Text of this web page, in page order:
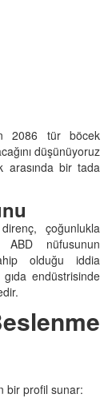
2086 tür böcek
düşünüyoruz
arasında bir tada
çoğunlukla
ABD nüfusunun
olduğu iddia
endüstrisinde
bir profil sunar: